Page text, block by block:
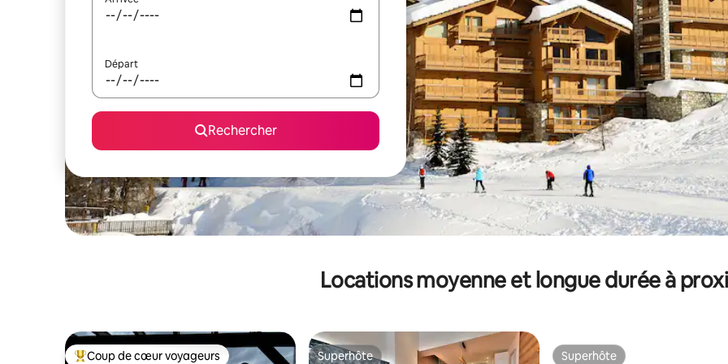
Départ
Rechercher
Locations moyenne et longue durée à
Coup de cœur voyageurs Superhôte Superhôte